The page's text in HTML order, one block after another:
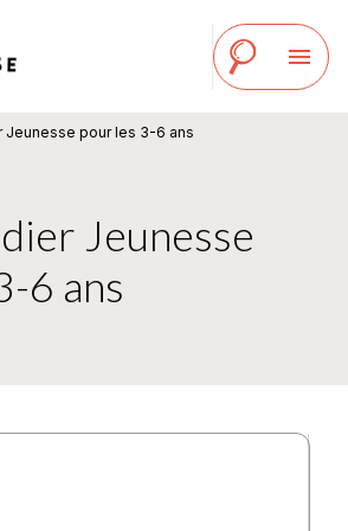
menu
Jeunesse pour les 3-6 ans
Jeunesse
6 ans